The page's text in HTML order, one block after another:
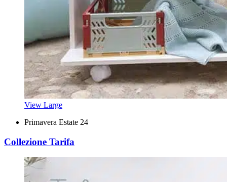
View Large
Primavera Estate 24
Collezione Tarifa